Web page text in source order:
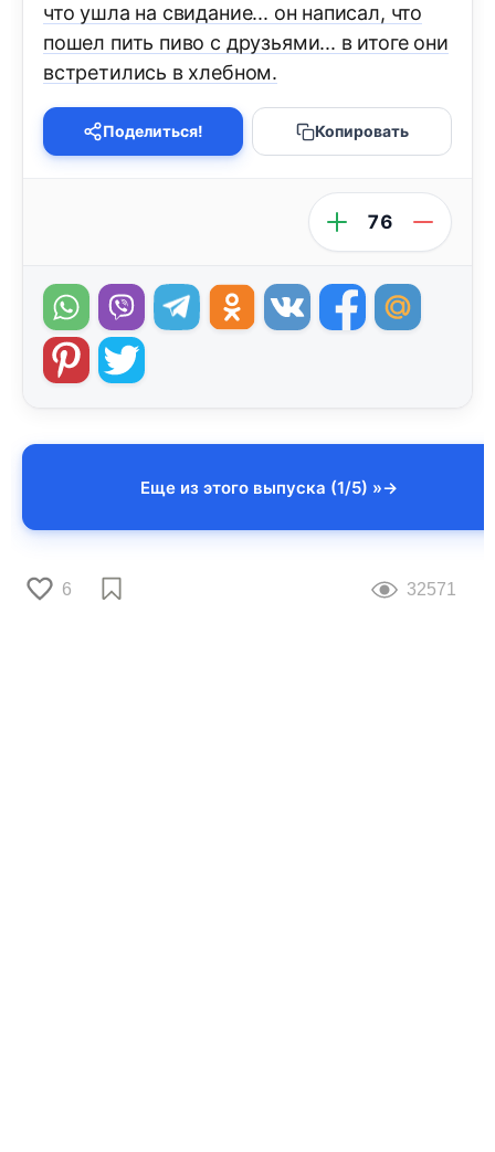
что ушла на свидание... он написал, что
пошел пить пиво с друзьями... в итоге они
встретились в хлебном.
Поделиться! Копировать
76
Еще из этого выпуска (1/5) »
6 32571